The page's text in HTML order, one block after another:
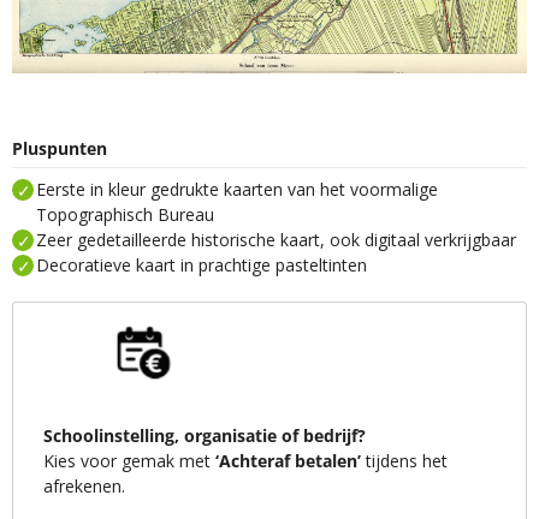
Pluspunten
Eerste in kleur gedrukte kaarten van het voormalige
Topographisch Bureau
Zeer gedetailleerde historische kaart, ook digitaal verkrijgbaar
Decoratieve kaart in prachtige pasteltinten
Schoolinstelling, organisatie of bedrijf?
Kies voor gemak met ‘Achteraf betalen’tijdens het
afrekenen.